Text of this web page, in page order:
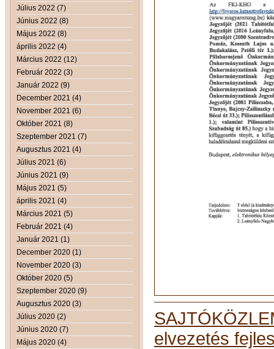
Július 2022 (7)
Június 2022 (8)
Május 2022 (8)
április 2022 (4)
Március 2022 (12)
Február 2022 (3)
Január 2022 (9)
December 2021 (4)
November 2021 (6)
Október 2021 (8)
Szeptember 2021 (7)
Augusztus 2021 (4)
Július 2021 (6)
Június 2021 (9)
Május 2021 (5)
április 2021 (4)
Március 2021 (5)
Február 2021 (4)
Január 2021 (1)
December 2020 (1)
November 2020 (3)
Október 2020 (5)
Szeptember 2020 (9)
Augusztus 2020 (3)
Július 2020 (2)
Június 2020 (7)
Május 2020 (4)
elvezetés